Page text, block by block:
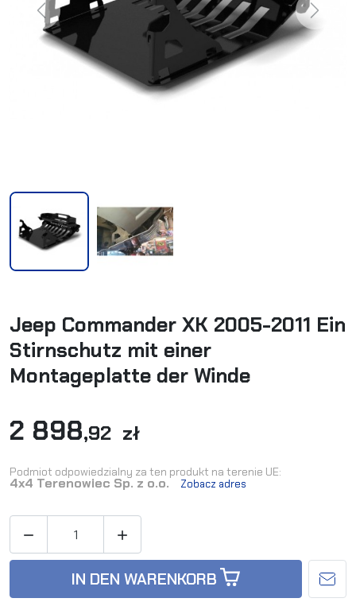
Previous Next
Jeep Commander XK 2005-2011 Ein
Stirnschutz mit einer
Montageplatte der Winde
2 898,92 zł
Podmiot odpowiedzialny za ten produkt na terenie UE:
4x4 Terenowiec Sp. z o.o. Zobacz adres
 
IN DEN WARENKORB